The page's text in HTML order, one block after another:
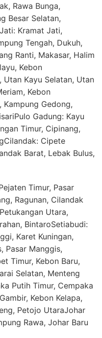
Rawa Bunga,
Besar Selatan,
Kramat Jati,
Tengah, Dukuh,
Ranti, Makasar, Halim
Kebon
Utan Kayu Selatan, Utan
Kebon
Kampung Gedong,
Gadung: Kayu
Timur, Cipinang,
Cipete
Barat, Lebak Bulus,
Timur, Pasar
Ragunan, Cilandak
Utara,
BintaroSetiabudi:
Karet Kuningan,
Pasar Manggis,
Timur, Kebon Baru,
Selatan, Menteng
Putih Timur, Cempaka
Kebon Kelapa,
Petojo UtaraJohar
Rawa, Johar Baru